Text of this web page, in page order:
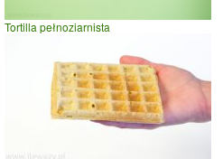
0.0
szybki taniec,trucht
prasowanie
prowadzenie samochodu
Szklanka otrębów z pszenicy płaskurki
Tortilla pełnoziarnista